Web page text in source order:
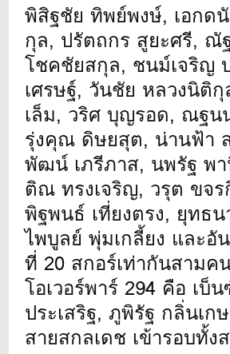
พิสิฐชัย ทิพย์พงษ์, เอกด
กุล, ปรัตถกร สูยะศรี,
โชคชัยสกุล, ชนม์เจริญ
เศรษฐ์, วันชัย หลวงนิติ
เล็ม, วริศ บุญรอด, ณฐ
รุ่งคุณ ดิษยสุต, น่านฟ้า
พัฒน์ เภรีภาส, นพรัฐ พ
ติณ ทรงเจริญ, วรุต ขจ
พิฐพนธ์ เที่ยงตรง, ยุทธ
ไพบูลย์ พุ่มเกลี้ยง และอั
ที่ 20 สกอร์เท่ากันสามค
โอเวอร์พาร์ 294 คือ เบ็
ประเสริฐ, ภูพิรัฐ กลิ่นเก
สายสกลเดช เข้ารอบทั้ง